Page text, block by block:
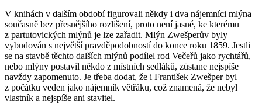
V knihách v dalším období figurovali někdy i dva nájemníci mlýna
současně bez přesnějšího rozlišení, proto není jasné, ke kterému
z partutovických mlýnů je lze zařadit. Mlýn Zwešperův byly
vybudován s největší pravděpodobností do konce roku 1859. Jestli
se na stavbě těchto dalších mlýnů podílel rod Večeřů jako rychtářů,
nebo mlýny postavil někdo z místních sedláků, zůstane nejspíše
navždy zapomenuto. Je třeba dodat, že i František Zwešper byl
z počátku veden jako nájemník větřáku, což znamená, že nebyl
vlastník a nejspíše ani stavitel.